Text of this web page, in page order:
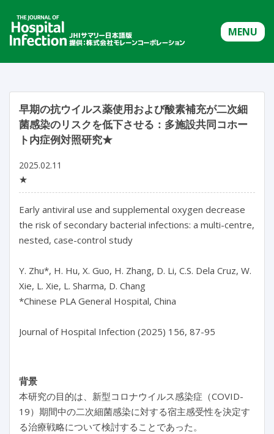
MENU
早期の抗ウイルス薬使用および酸素補充が二次細
菌感染のリスクを低下させる：多施設共同コホー
ト内症例対照研究★
2025.02.11
★
Early antiviral use and supplemental oxygen decrease
the risk of secondary bacterial infections: a multi-centre,
nested, case-control study
Y. Zhu*, H. Hu, X. Guo, H. Zhang, D. Li, C.S. Dela Cruz, W.
Xie, L. Xie, L. Sharma, D. Chang
*Chinese PLA General Hospital, China
背景
本研究の目的は、新型コロナウイルス感染症（COVID-
19）期間中の二次細菌感染に対する宿主感受性を決定す
る治療戦略について検討することであった。